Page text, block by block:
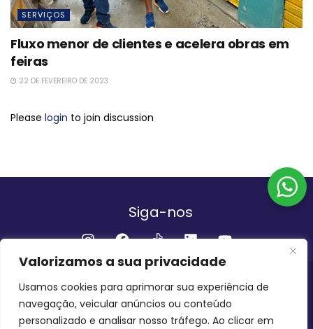
Valorizamos a sua privacidade
Usamos cookies para aprimorar sua experiência de
navegação, veicular anúncios ou conteúdo
personalizado e analisar nosso tráfego. Ao clicar em
SERVIÇOS
Fluxo menor de clientes e acelera obras em
feiras
22 DE FEVEREIRO DE 2023
Please login to join discussion
Siga-nos
Institucional
QUEM SOMOS FALE CONOSCO